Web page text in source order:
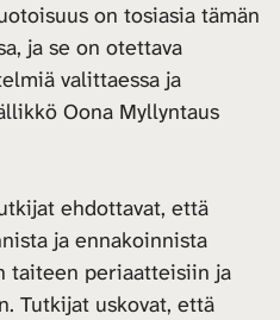
on tosiasia tämän
ja se on otettava
valittaessa ja
Oona Myllyntaus
ehdottavat, että
ja ennakoinnista
taiteen periaatteisiin ja
Tutkijat uskovat, että